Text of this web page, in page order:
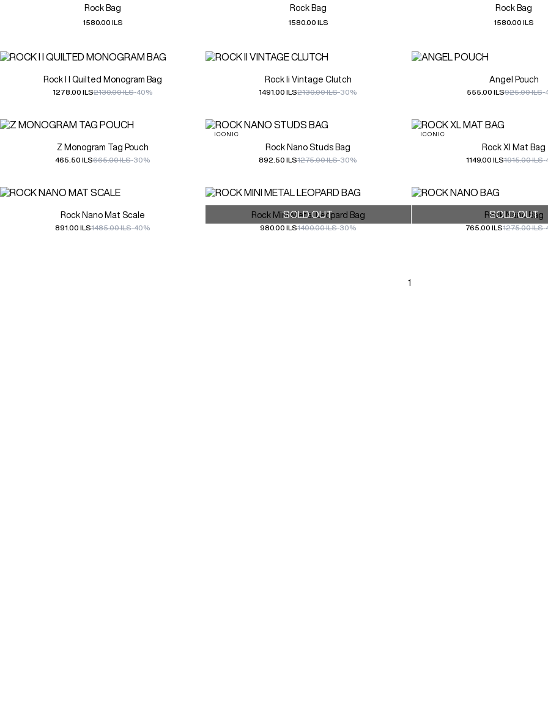
Rock Bag
1580.00 ILS
Rock Bag
1580.00 ILS
Rock Bag
1580.00 ILS
Rock I I Quilted Monogram Bag
1278.00 ILS2130.00 ILS-40%
Rock Ii Vintage Clutch
1491.00 ILS2130.00 ILS-30%
Angel Pouch
555.00 ILS925.00 ILS-
Z Monogram Tag Pouch
465.50 ILS665.00 ILS-30%
ICONIC
Rock Nano Studs Bag
892.50 ILS1275.00 ILS-30%
ICONIC
Rock Xl Mat Bag
1149.00 ILS1915.00 ILS-
Rock Nano Mat Scale
891.00 ILS1485.00 ILS-40%
SOLD OUT
Rock Mini Metal Leopard Bag
980.00 ILS1400.00 ILS-30%
SOLD OUT
Rock Nano Bag
765.00 ILS1275.00 ILS-
1